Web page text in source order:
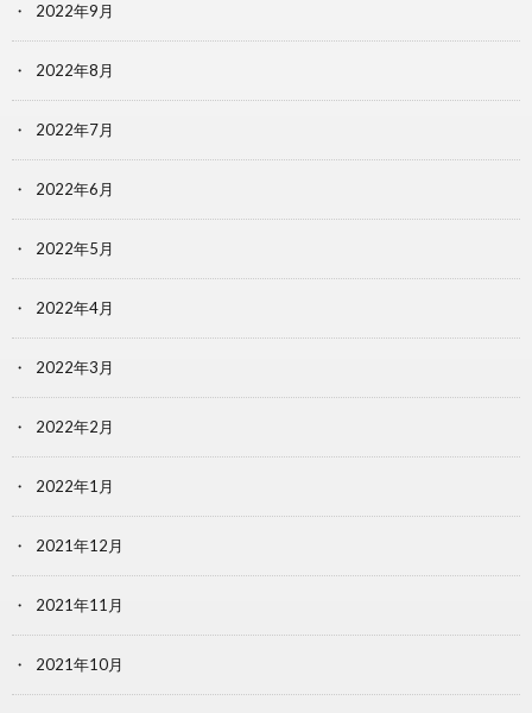
2022年9月
2022年8月
2022年7月
2022年6月
2022年5月
2022年4月
2022年3月
2022年2月
2022年1月
2021年12月
2021年11月
2021年10月